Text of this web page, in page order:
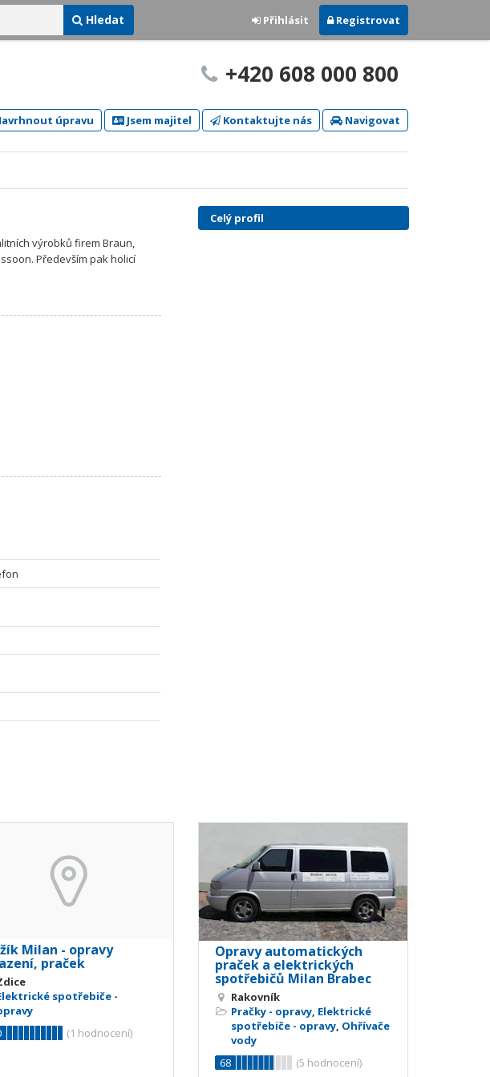
Hledat Přihlásit Registrovat
+420 608 000 800
úpravu Jsem majitel Kontaktujte nás Navigovat
výrobků firem Braun,
Především pak holicí
Celý profil
Milan - opravy
praček
spotřebiče -
(1 hodnocení)
Opravy automatických
praček a elektrických
spotřebičů Milan Brabec
Rakovník
Pračky - opravy, Elektrické
spotřebiče - opravy, Ohřívače
vody
68
(5 hodnocení)